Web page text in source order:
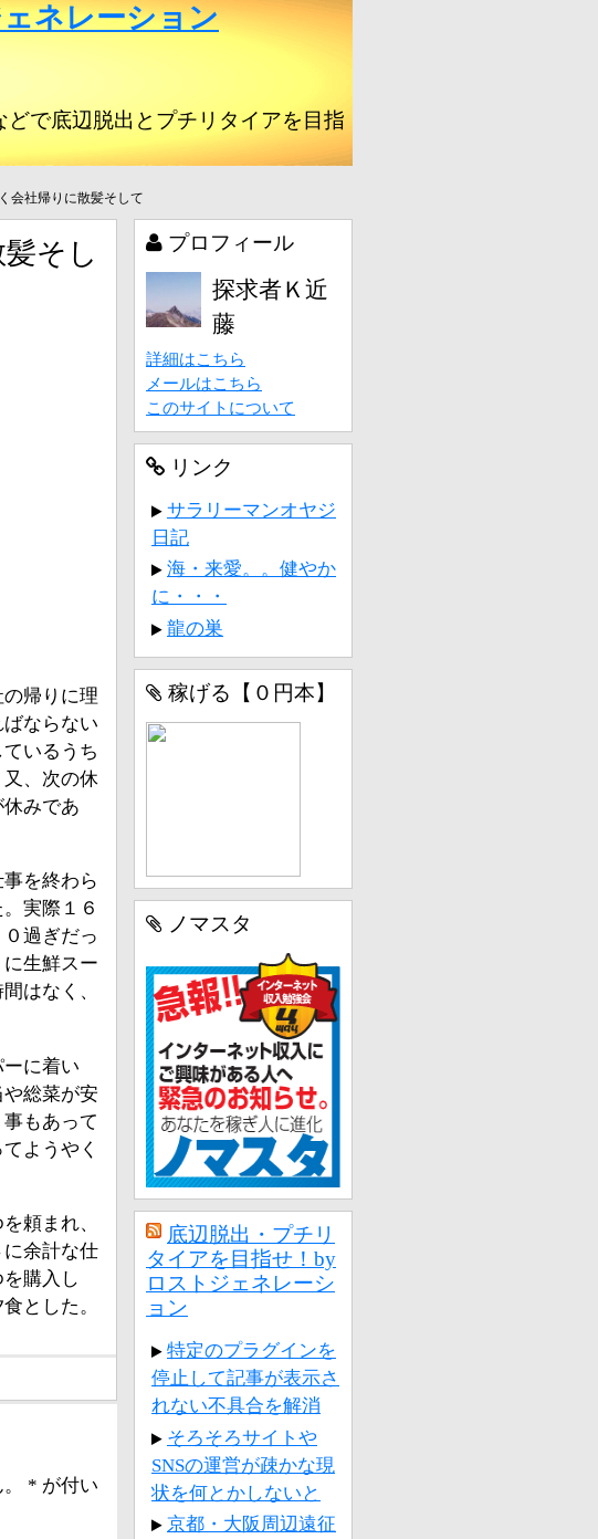
ネレーション
で底辺脱出とプチリタイアを目指
会社帰りに散髪そして
そし
帰りに理
ならない
いるうち
、次の休
みであ
を終わら
実際１６
過ぎだっ
生鮮スー
はなく、
に着い
総菜が安
もあって
ようやく
頼まれ、
余計な仕
購入し
とした。
* が付い
プロフィール
探求者Ｋ近
藤
詳細はこちら
メールはこちら
このサイトについて
リンク
サラリーマンオヤジ
日記
海・来愛。。健やか
に・・・
龍の巣
稼げる【０円本】
ノマスタ
底辺脱出・プチリ
タイアを目指せ！by
ロストジェネレーシ
ョン
特定のプラグインを
停止して記事が表示さ
れない不具合を解消
そろそろサイトや
SNSの運営が疎かな現
状を何とかしないと
京都・大阪周辺遠征